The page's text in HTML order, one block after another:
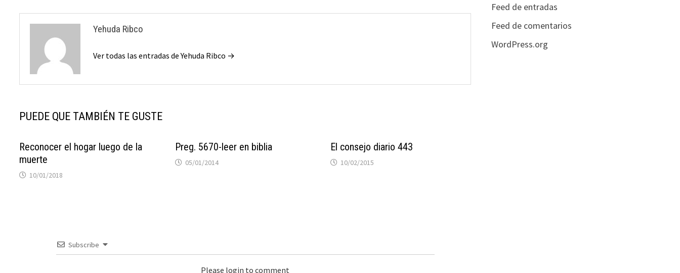
Yehuda Ribco
Ver todas las entradas de Yehuda Ribco →
PUEDE QUE TAMBIÉN TE GUSTE
Reconocer el hogar luego de la
muerte
10/01/2018
Preg. 5670-leer en biblia
05/01/2014
El consejo diario 443
10/02/2015
Subscribe
Please login to comment
Feed de entradas
Feed de comentarios
WordPress.org